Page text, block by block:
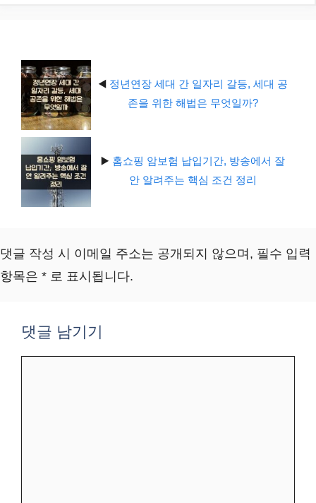
◀️ 정년연장 세대 간 일자리 갈등, 세대 공
존을 위한 해법은 무엇일까?
▶️ 홈쇼핑 암보험 납입기간, 방송에서 잘
안 알려주는 핵심 조건 정리
댓글 작성 시 이메일 주소는 공개되지 않으며, 필수 입력
항목은 * 로 표시됩니다.
댓글 남기기